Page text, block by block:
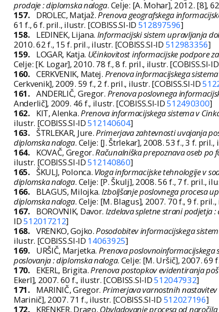
prodaje : diplomska naloga. Celje: [A. Mohar], 2012. [8],
157.
DROLEC, Matjaž.Prenova geografskega
61 f., 6 f. pril., ilustr. [COBISS.SI-ID 512897596]
158.
LEDINEK, Lijana. Informacijski sistem upravljanja
2010. 62 f., 15 f. pril., ilustr. [COBISS.SI-ID 512983356]
159.
LOGAR, Katja. Učinkovitost informacijske podpore
Celje: [K. Logar], 2010. 78 f., 8 f. pril., ilustr. [COBISS.SI-
160. CERKVENIK, Matej. Prenova informacijskega
Cerkvenik], 2009. 59 f., 2 f. pril., ilustr. [COBISS.SI-ID
161. ANDERLIČ, Gregor. Prenova poslovnega
Anderlič], 2009. 46 f., ilustr. [COBISS.SI-ID512490300]
162.
KIT, Alenka.Prenova informacijskega sistema v
ilustr. [COBISS.SI-ID512140604]
163. ŠTRLEKAR, Jure.Primerjava zahtevnosti uvajanja
diplomska naloga. Celje: [J. Štrlekar], 2008. 53 f., 3 f. pril.,
164.
KOVAČ, Gregor.Računalniška prepoznava oseb po
ilustr. [COBISS.SI-ID512140860]
165. ŠKULJ, Polonca. Vloga informacijske tehnologije v
diplomska naloga. Celje: [P. Škulj], 2008. 56 f., 7 f. pril.,
166.
BLAGUS, Milojka. Izboljšanje poslovnega procesa
diplomska naloga. Celje: [M. Blagus], 2007. 70 f., 9 f.
167.
BOROVNIK, Davor. Izdelava spletne strani podjetja
ID512017212]
168. VRENKO, Gojko.Posodobitev informacijskega
ilustr. [COBISS.SI-ID 14063925]
169.
URŠIČ, Marjetka. Prenova poslovnoinformacijskega
poslovanja : diplomska naloga. Celje: [M. Uršič], 2007. 69
170.
EKERL, Brigita.Prenova postopkov evidentiranja
Ekerl], 2007. 60 f., ilustr. [COBISS.SI-ID512047932]
171.
MARINIČ, Gregor. Primerjava varnostnih
Marinič], 2007. 71 f., ilustr. [COBISS.SI-ID 512027196]
172.
KRENKER, Drago. Obvladovanje procesa od